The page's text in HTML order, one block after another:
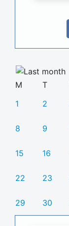
M
T
1
2
8 9
15 16
22 23
29 30